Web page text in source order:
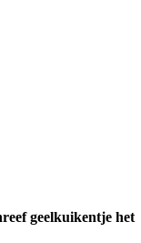
geelkuikentje het